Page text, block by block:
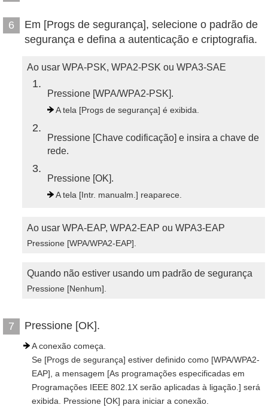
6
Em [Progs de segurança], selecione o padrão de
segurança e defina a autenticação e criptografia.
Ao usar WPA-PSK, WPA2-PSK ou WPA3-SAE
1
Pressione [WPA/WPA2-PSK].
A tela [Progs de segurança] é exibida.
2
Pressione [Chave codificação] e insira a chave de
rede.
3
Pressione [OK].
A tela [Intr. manualm.] reaparece.
Ao usar WPA-EAP, WPA2-EAP ou WPA3-EAP
Pressione [WPA/WPA2-EAP].
Quando não estiver usando um padrão de segurança
Pressione [Nenhum].
7 Pressione [OK].
A conexão começa.
Se [Progs de segurança] estiver definido como [WPA/WPA2-
EAP], a mensagem [As programações especificadas em
Programações IEEE 802.1X serão aplicadas à ligação.] será
exibida. Pressione [OK] para iniciar a conexão.